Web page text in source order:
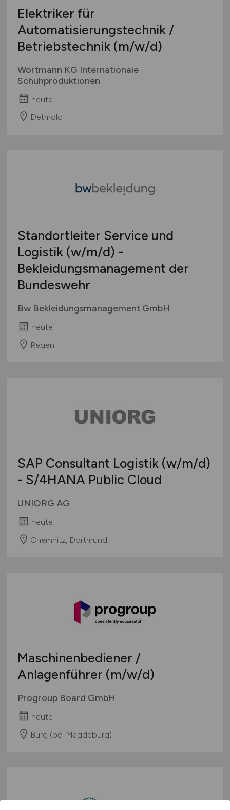
Elektriker für
Automatisierungstechnik /
Betriebstechnik (m/w/d)
Wortmann KG Internationale
Schuhproduktionen
heute
Detmold
Standortleiter Service und
Logistik (w/m/d) -
Bekleidungsmanagement der
Bundeswehr
Bw Bekleidungsmanagement GmbH
heute
Regen
SAP Consultant Logistik (w/m/d)
- S/4HANA Public Cloud
UNIORG AG
heute
Chemnitz, Dortmund
Maschinenbediener /
Anlagenführer (m/w/d)
Progroup Board GmbH
heute
Burg (bei Magdeburg)